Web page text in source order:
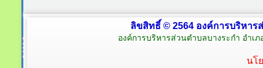
ลิขสิทธิ์ © 2564 องค์การบริหาร
องค์การบริหารส่วนตำบลบางระกำ อำเ
นโ